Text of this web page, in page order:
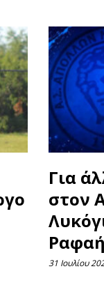
Για
στον
31 Ιουλίου